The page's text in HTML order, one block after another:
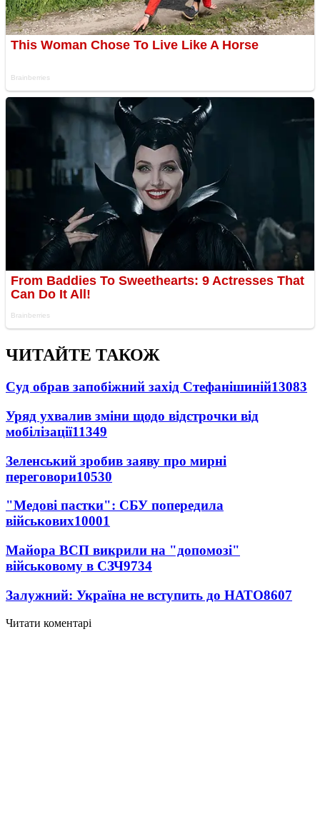
ЧИТАЙТЕ ТАКОЖ
Суд обрав запобіжний захід Стефанішиній13083
Уряд ухвалив зміни щодо відстрочки від
мобілізації11349
Зеленський зробив заяву про мирні
переговори10530
"Медові пастки": СБУ попередила
військових10001
Майора ВСП викрили на "допомозі"
військовому в СЗЧ9734
Залужний: Україна не вступить до НАТО8607
Читати коментарі